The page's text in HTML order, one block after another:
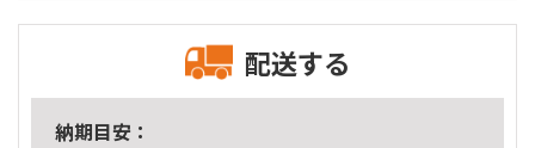
配送する
納期目安：